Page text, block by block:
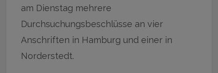
am Dienstag mehrere
Durchsuchungsbeschlüsse an vier
Anschriften in Hamburg und einer in
Norderstedt.